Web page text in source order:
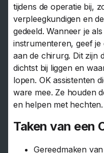
tijdens de operatie bij,
verpleegkundigen en
gedeeld. Wanneer je
instrumenteren, geef
aan de chirurg. Dit zijn
dichtst bij liggen en
lopen. OK assistenten
ware mee. Ze houden
en helpen met hechten.
Taken van een
Gereedmaken